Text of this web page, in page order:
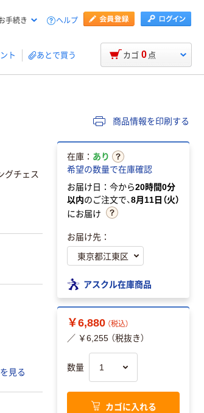
手続き ヘルプ
ト あとで買う カゴ 0 点
商品情報を印刷する
グチェス
見る
在庫： あり
希望の数量で在庫確認
お届け日：今から20時間0分
以内のご注文で、8月11日（火）
にお届け
お届け先：
アスクル在庫商品
￥6,880 （税込）
／ ￥6,255 （税抜き）
数量
カゴに入れる